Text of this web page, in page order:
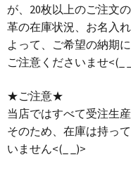
が、20枚以上のご注文の
革の在庫状況、お名入
よって、ご希望の納期
ご注意くださいませ<(_
★ご注意★
当店ではすべて受注生
そのため、在庫は持っ
いません<(_ _)>